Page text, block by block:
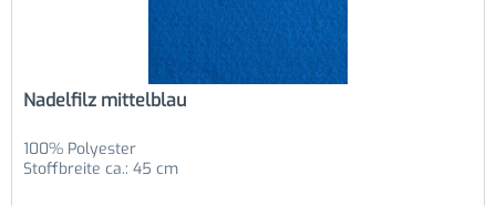
Nadelfilz mittelblau
100% Polyester
Stoffbreite ca.: 45 cm